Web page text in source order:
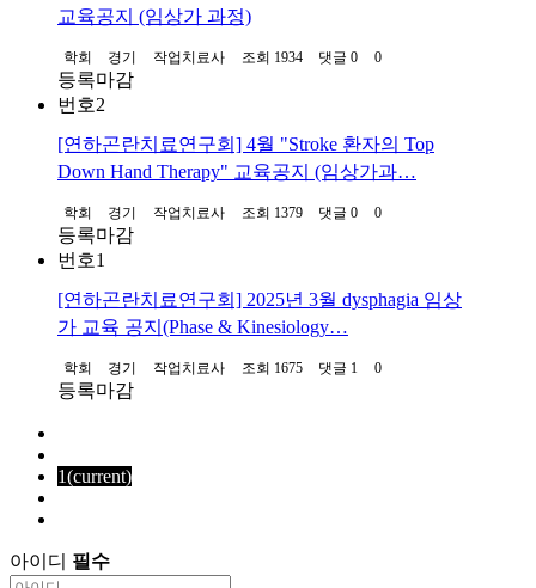
교육공지 (임상가 과정)
학회 경기 작업치료사 조회 1934 댓글 0 0
등록마감
번호2
[연하곤란치료연구회] 4월 "Stroke 환자의 Top
Down Hand Therapy" 교육공지 (임상가과…
학회 경기 작업치료사 조회 1379 댓글 0 0
등록마감
번호1
[연하곤란치료연구회] 2025년 3월 dysphagia 임상
가 교육 공지(Phase & Kinesiology…
학회 경기 작업치료사 조회 1675 댓글 1 0
등록마감
1(current)
아이디 필수